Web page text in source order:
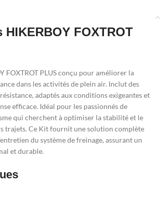
FOXTROT
FOXTROT PLUS conçu pour améliorer la
dans les activités de plein air. Inclut des
adaptés aux conditions exigeantes et
efficace. Idéal pour les passionnés de
qui cherchent à optimiser la stabilité et le
trajets. Ce Kit fournit une solution complète
du système de freinage, assurant un
et durable.